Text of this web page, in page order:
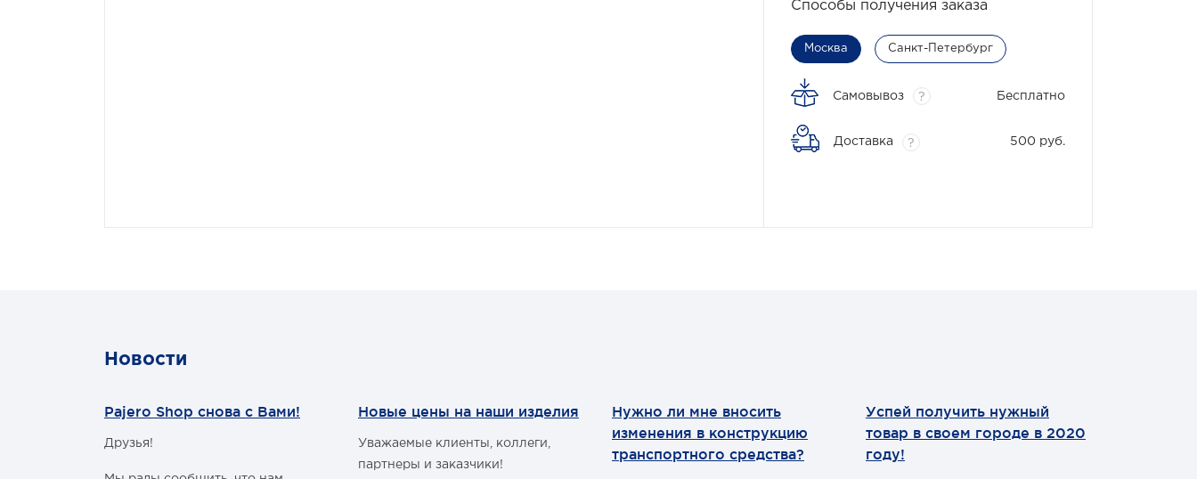
Способы получения заказа
Москва Санкт-Петербург
Самовывоз ? Бесплатно
Доставка ? 500 руб.
Новости
Pajero Shop снова с Вами!
Друзья!
Новые цены на наши изделия
Уважаемые клиенты, коллеги,
партнеры и заказчики!
Нужно ли мне вносить
изменения в конструкцию
транспортного средства?
Успей получить нужный
товар в своем городе в 2020
году!